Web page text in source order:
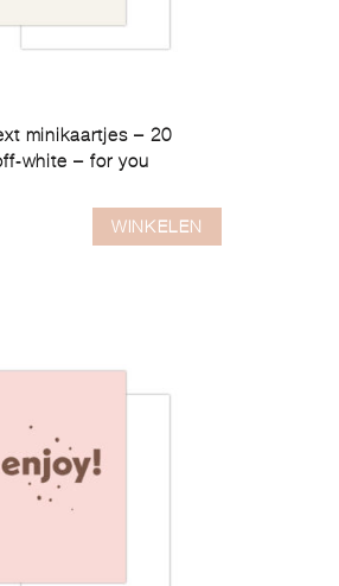
minikaartjes – 20
white – for you
WINKELEN